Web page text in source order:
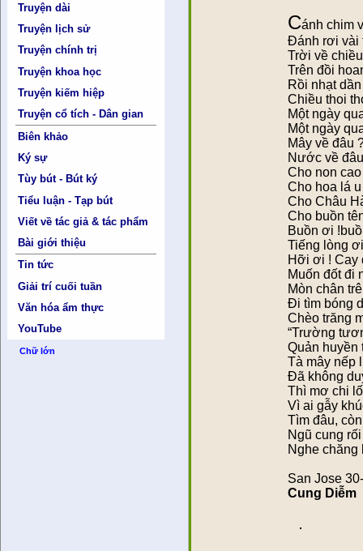
Truyện dài
Truyện lịch sử
Truyện chính trị
Truyện khoa học
Truyện kiếm hiệp
Truyện cổ tích - Dân gian
Biên khảo
Ký sự
Tùy bút - Bút ký
Tiểu luận - Tạp bút
Viết về tác giả & tác phẩm
Bài giới thiệu
Tin tức
Giải trí cuối tuần
Văn hóa ẩm thực
YouTube
Chữ lớn
Cánh chim
Ðánh rơi vài
Trời về
Trên đồi
Rồi nhạt dần
Chiều thoi
Một ngày
Một ngày
Mây về đâu
Nước về
Cho non
Cho hoa lá
Cho Châu
Cho buồn
Buồn ơi
Tiếng lòng
Hỡi ơi ! Cay
Muốn đốt đi
Mòn chân
Ði tìm bóng
Chèo trăng
“Trường
Quản huyền
Tà mây nếp
Ðã không
Thì mơ chi
Vì ai gẫy
Tìm đâu,
Ngũ cung
Nghe chăng
San Jose
Cung Diễm